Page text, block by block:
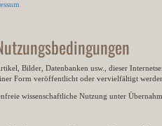
Bilder, Datenbanken usw., dieser
Form veröffentlicht oder vervielfältigt
wissenschaftliche Nutzung unter